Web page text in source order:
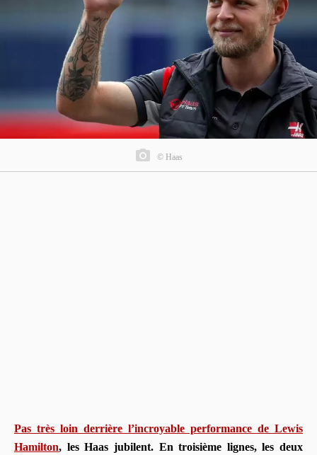
© Haas
Pas très loin derrière l’incroyable performance de Lewis
Hamilton, les Haas jubilent. En troisième lignes, les deux